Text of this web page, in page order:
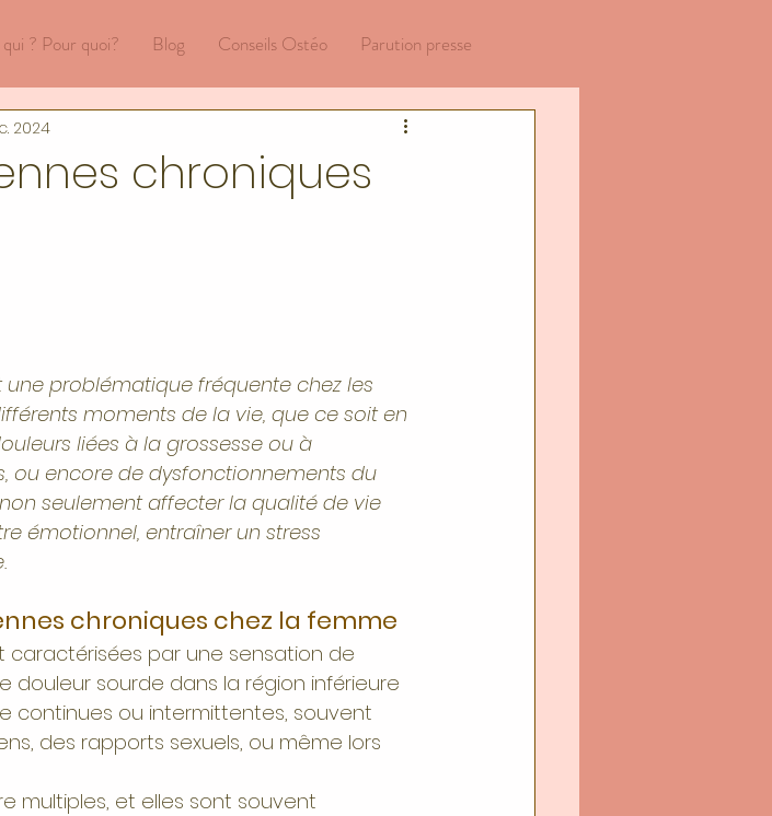
? Pour quoi? Blog Conseils Ostéo Parution presse
chroniques
2024
problématique fréquente chez les
moments de la vie, que ce soit en
liées à la grossesse ou à
ou encore de dysfonctionnements du
seulement affecter la qualité de vie
émotionnel, entraîner un stress
chroniques chez la femme
caractérisées par une sensation de
douleur sourde dans la région inférieure
continues ou intermittentes, souvent
des rapports sexuels, ou même lors
multiples, et elles sont souvent